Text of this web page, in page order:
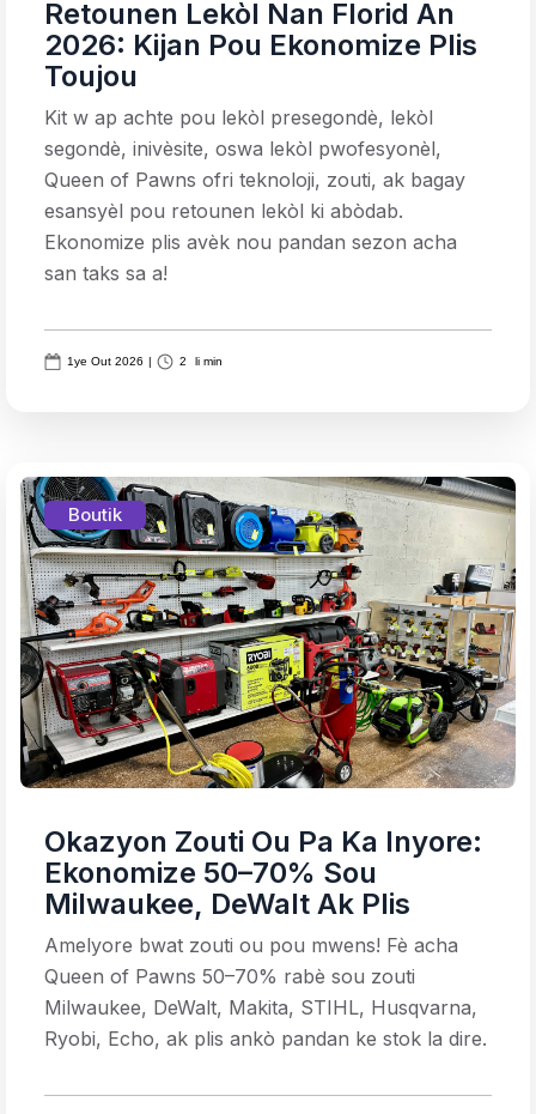
Retounen Lekòl Nan Florid An
2026: Kijan Pou Ekonomize Plis
Toujou
Kit w ap achte pou lekòl presegondè, lekòl
segondè, inivèsite, oswa lekòl pwofesyonèl,
Queen of Pawns ofri teknoloji, zouti, ak bagay
esansyèl pou retounen lekòl ki abòdab.
Ekonomize plis avèk nou pandan sezon acha
san taks sa a!
1ye Out 2026 | 2 li min
Boutik
Okazyon Zouti Ou Pa Ka Inyore:
Ekonomize 50–70% Sou
Milwaukee, DeWalt Ak Plis
Amelyore bwat zouti ou pou mwens! Fè acha
Queen of Pawns 50–70% rabè sou zouti
Milwaukee, DeWalt, Makita, STIHL, Husqvarna,
Ryobi, Echo, ak plis ankò pandan ke stok la dire.